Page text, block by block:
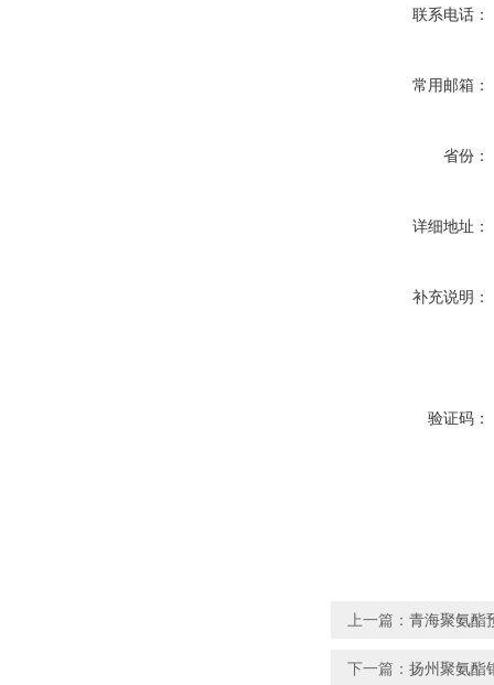
联系电话：
常用邮箱：
省份：
详细地址：
补充说明：
验证码：
上一篇： 青海聚氨酯
下一篇： 扬州聚氨酯